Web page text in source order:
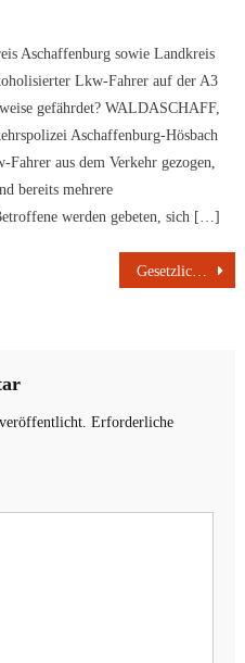
Aschaffenburg sowie Landkreis
Lkw-Fahrer auf der A3
gefährdet? WALDASCHAFF,
Aschaffenburg-Hösbach
aus dem Verkehr gezogen,
bereits mehrere
werden gebeten, sich […]
Gesetzliche Krankenkasse können die Beiträge zum Jahreswechsel erhöhen. Vorsicht, ohne darüber per Post zu informieren!
Erforderliche